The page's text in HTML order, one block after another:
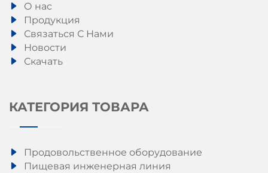
О нас
Продукция
Связаться С Нами
Новости
Скачать
КАТЕГОРИЯ ТОВАРА
Продовольственное оборудование
Пищевая инженерная линия